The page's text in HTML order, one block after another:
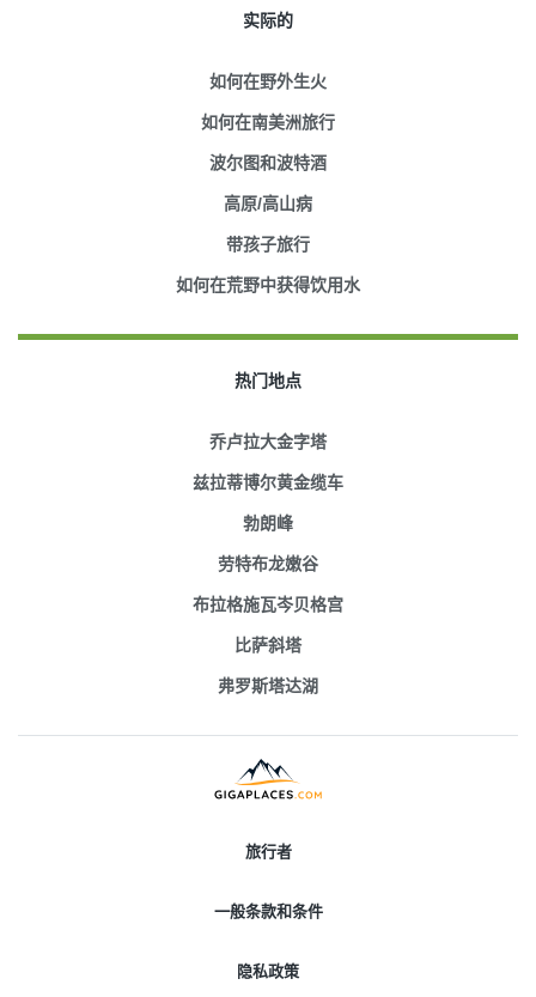
实际的
如何在野外生火
如何在南美洲旅行
波尔图和波特酒
高原/高山病
带孩子旅行
如何在荒野中获得饮用水
热门地点
乔卢拉大金字塔
兹拉蒂博尔黄金缆车
勃朗峰
劳特布龙嫩谷
布拉格施瓦岑贝格宫
比萨斜塔
弗罗斯塔达湖
旅行者
一般条款和条件
隐私政策